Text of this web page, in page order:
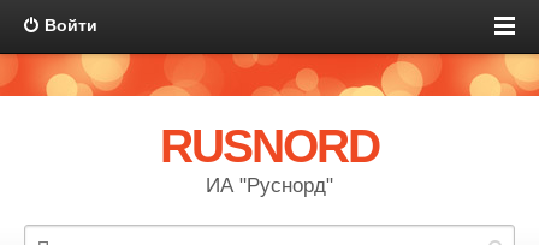
Войти
RUSNORD
ИА "Руснорд"